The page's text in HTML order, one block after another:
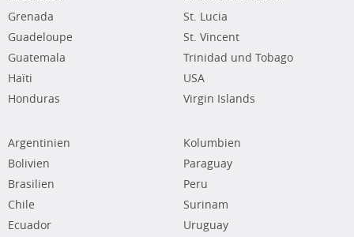
Grenada
Guadeloupe
Guatemala
Haïti
Honduras
St. Lucia
St. Vincent
Trinidad und Tobago
USA
Virgin Islands
Argentinien
Bolivien
Brasilien
Chile
Ecuador
Kolumbien
Paraguay
Peru
Surinam
Uruguay